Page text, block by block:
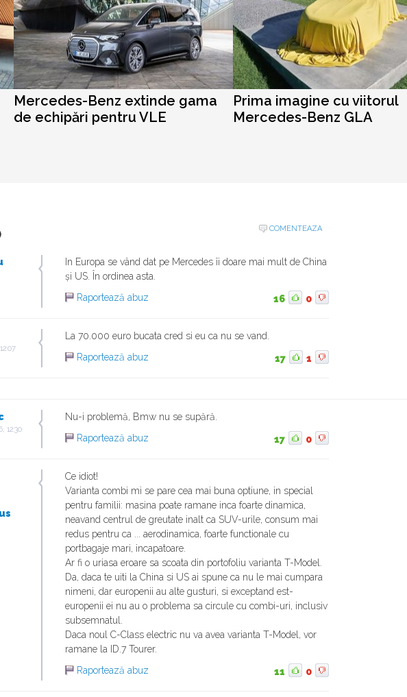
Mercedes-Benz extinde gama
de echipări pentru VLE
Prima imagine cu viitorul
Mercedes-Benz GLA
COMENTEAZA
In Europa se vând dat pe Mercedes îi doare mai mult de China
și US. În ordinea asta.
Raportează abuz
16 0
La 70.000 euro bucata cred si eu ca nu se vand.
Raportează abuz
17 1
12:30
Nu-i problemă, Bmw nu se supără.
Raportează abuz
17 0
Ce idiot!
Varianta combi mi se pare cea mai buna optiune, in special
pentru familii: masina poate ramane inca foarte dinamica,
neavand centrul de greutate inalt ca SUV-urile, consum mai
redus pentru ca ... aerodinamica, foarte functionale cu
portbagaje mari, incapatoare.
Ar fi o uriasa eroare sa scoata din portofoliu varianta T-Model.
Da, daca te uiti la China si US ai spune ca nu le mai cumpara
nimeni, dar europenii au alte gusturi, si exceptand est-
europenii ei nu au o problema sa circule cu combi-uri, inclusiv
subsemnatul.
Daca noul C-Class electric nu va avea varianta T-Model, vor
ramane la ID.7 Tourer.
Raportează abuz
11 0